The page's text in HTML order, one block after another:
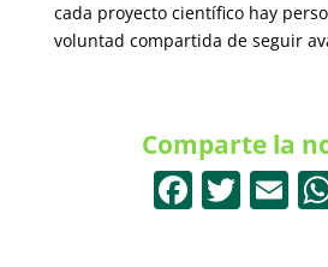
cada proyecto científico hay
voluntad compartida de seguir
Comparte la
F T E